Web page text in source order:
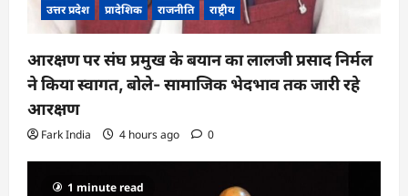
उत्तर प्रदेश प्रादेशिक राजनीति राष्ट्रीय
आरक्षण पर संघ प्रमुख के बयान का लालजी प्रसाद निर्मल
ने किया स्वागत, बोले- सामाजिक भेदभाव तक जारी रहे
आरक्षण
Fark India 4 hours ago 0
1 minute read